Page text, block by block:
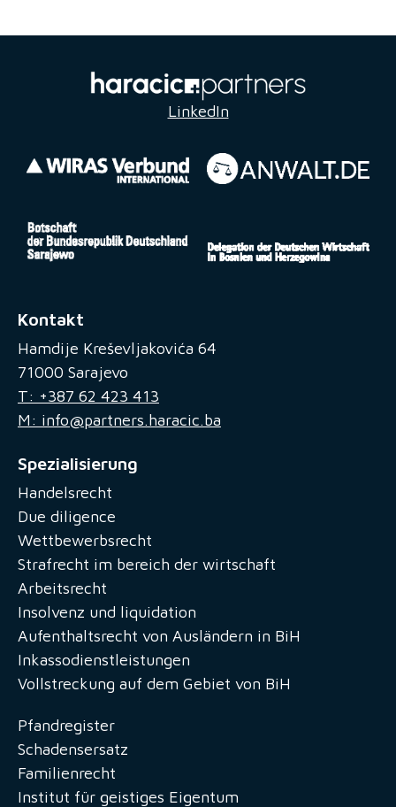
LinkedIn
Kontakt
Hamdije Kreševljakovića 64
71000 Sarajevo
T: +387 62 423 413
M: info@partners.haracic.ba
Spezialisierung
Handelsrecht
Due diligence
Wettbewerbsrecht
Strafrecht im bereich der wirtschaft
Arbeitsrecht
Insolvenz und liquidation
Aufenthaltsrecht von Ausländern in BiH
Inkassodienstleistungen
Vollstreckung auf dem Gebiet von BiH
Pfandregister
Schadensersatz
Familienrecht
Institut für geistiges Eigentum